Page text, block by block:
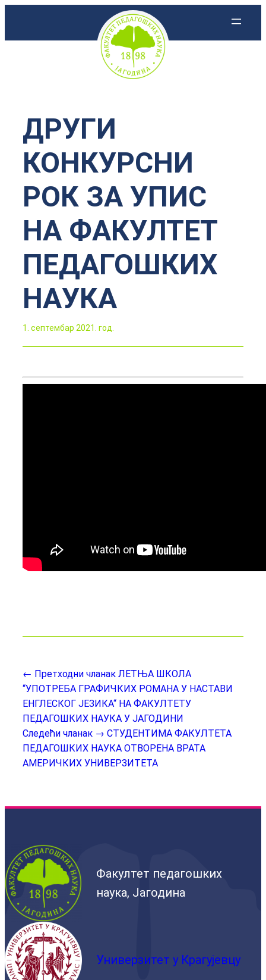
ДРУГИ
КОНКУРСНИ
РОК ЗА УПИС
НА ФАКУЛТЕТ
ПЕДАГОШКИХ
НАУКА
1. септембар 2021. год.
← Претходни чланак ЛЕТЊА ШКОЛА
“УПОТРЕБА ГРАФИЧКИХ РОМАНА У НАСТАВИ
ЕНГЛЕСКОГ ЈЕЗИКА“ НА ФАКУЛТЕТУ
ПЕДАГОШКИХ НАУКА У ЈАГОДИНИ
Следећи чланак → СТУДЕНТИМА ФАКУЛТЕТА
ПЕДАГОШКИХ НАУКА ОТВОРЕНА ВРАТА
АМЕРИЧКИХ УНИВЕРЗИТЕТА
Факултет педагошких
наука, Јагодина
Универзитет у Крагујевцу